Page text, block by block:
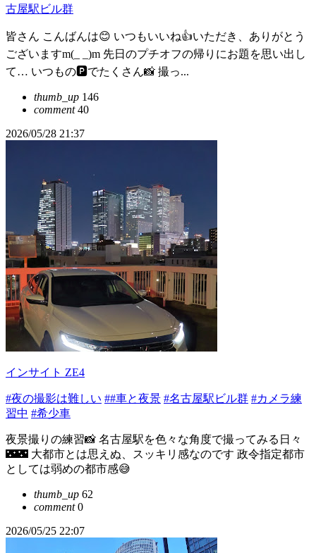
古屋駅ビル群
皆さん こんばんは😊 いつもいいね👍いただき、ありがとう
ございますm(_ _)m 先日のプチオフの帰りにお題を思い出し
て… いつもの🅿️でたくさん📸 撮っ...
thumb_up 146
comment40
2026/05/28 21:37
インサイト ZE4
#夜の撮影は難しい ##車と夜景 #名古屋駅ビル群 #カメラ練
習中 #希少車
夜景撮りの練習📸 名古屋駅を色々な角度で撮ってみる日々
🌃🌃 大都市とは思えぬ、スッキリ感なのです 政令指定都市
としては弱めの都市感😅
thumb_up 62
comment0
2026/05/25 22:07